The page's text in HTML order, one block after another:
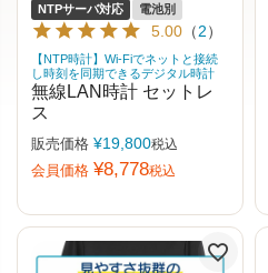
NTPサーバ対応
電池別
5.00 （2）
【NTP時計】Wi-Fiでネットと接続
し時刻を同期できるデジタル時計
無線LAN時計 セットレ
ス
販売価格 ¥19,800税込
会員価格 ¥8,778税込